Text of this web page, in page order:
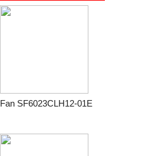
Fan SF6023CLH12-01E